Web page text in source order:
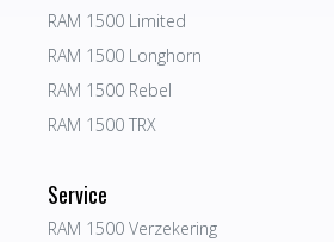
RAM 1500 Limited
RAM 1500 Longhorn
RAM 1500 Rebel
RAM 1500 TRX
Service
RAM 1500 Verzekering